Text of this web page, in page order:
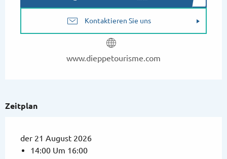
Kontaktieren Sie uns
www.dieppetourisme.com
Zeitplan
der 21 August 2026
14:00 Um 16:00